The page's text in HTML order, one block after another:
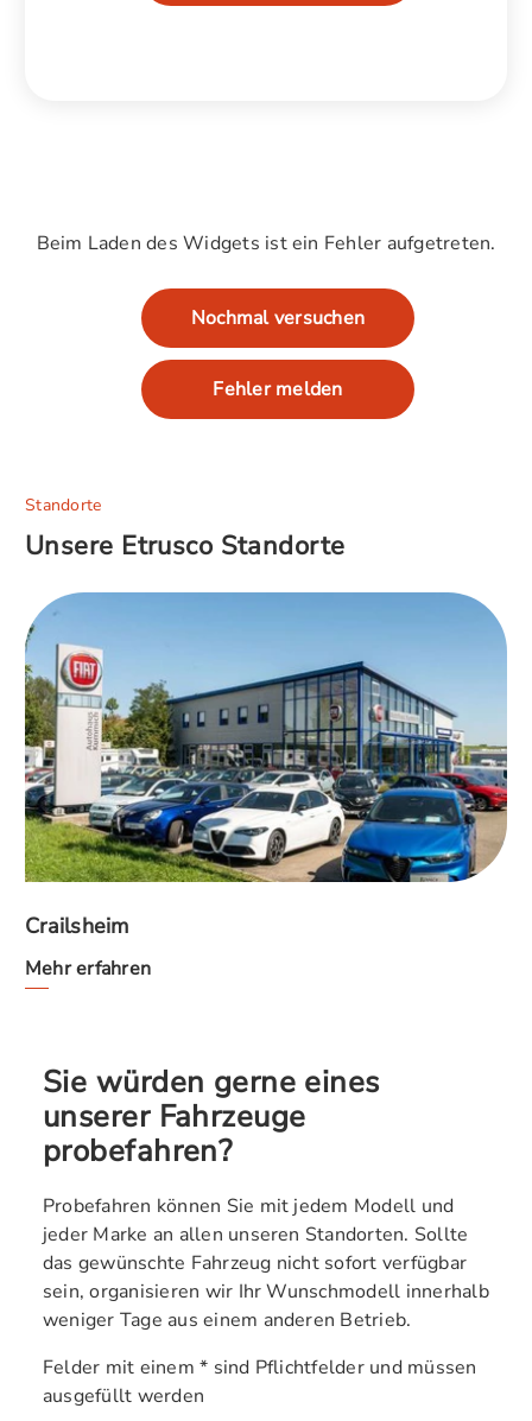
Beim Laden des Widgets ist ein Fehler aufgetreten.
Nochmal versuchen
Fehler melden
Standorte
Unsere Etrusco Standorte
Crailsheim
Mehr erfahren
Sie würden gerne eines
unserer Fahrzeuge
probefahren?
Probefahren können Sie mit jedem Modell und
jeder Marke an allen unseren Standorten. Sollte
das gewünschte Fahrzeug nicht sofort verfügbar
sein, organisieren wir Ihr Wunschmodell innerhalb
weniger Tage aus einem anderen Betrieb.
Felder mit einem * sind Pflichtfelder und müssen
ausgefüllt werden